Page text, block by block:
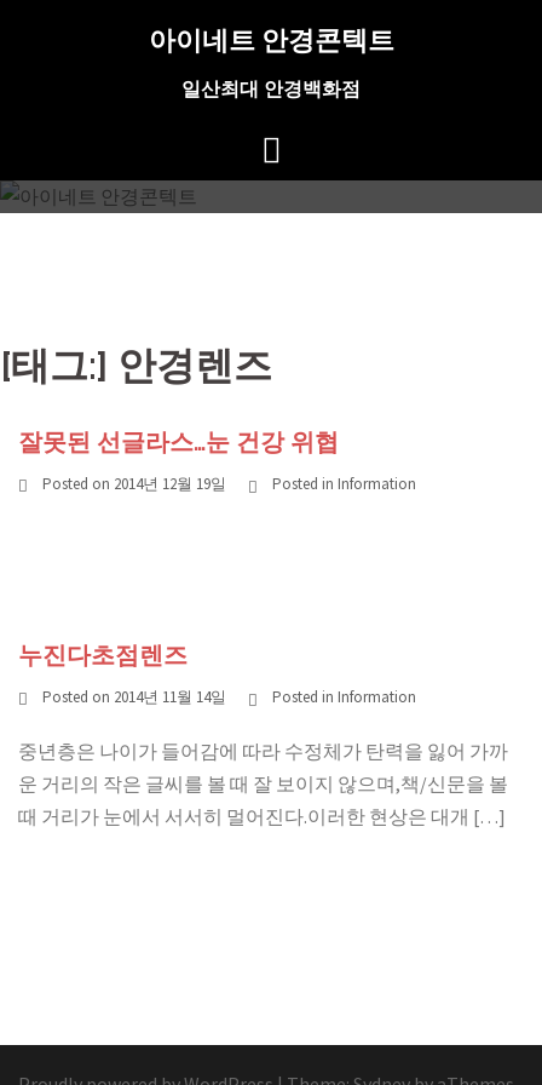
아이네트 안경콘텍트
일산최대 안경백화점
[태그:] 안경렌즈
잘못된 선글라스…눈 건강 위협
Posted on 2014년 12월 19일 Posted in Information
누진다초점렌즈
Posted on 2014년 11월 14일 Posted in Information
중년층은 나이가 들어감에 따라 수정체가 탄력을 잃어 가까
운 거리의 작은 글씨를 볼 때 잘 보이지 않으며,책/신문을 볼
때 거리가 눈에서 서서히 멀어진다.이러한 현상은 대개 […]